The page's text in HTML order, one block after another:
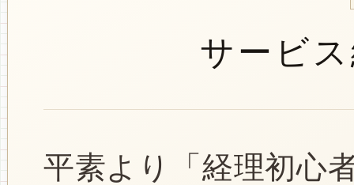
サービ
平素より「経理初心